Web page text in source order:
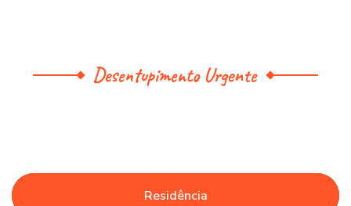
Desentupimento Urgente
Residência